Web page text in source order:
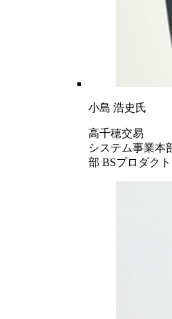
小島 浩史氏
高千穂交易
システム事業本
部 BSプロダク